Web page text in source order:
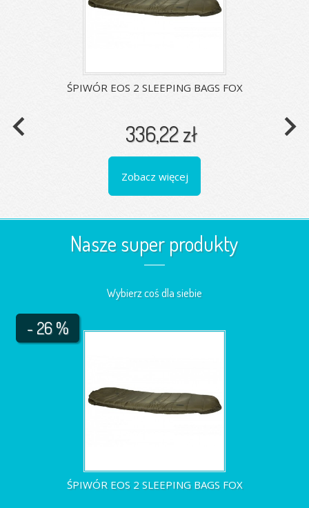
ŚPIWÓR EOS 2 SLEEPING BAGS FOX
336,22 zł
Zobacz więcej
navigate_before navigate_next
Nasze super produkty
Wybierz coś dla siebie
ŚPIWÓR EOS 2 SLEEPING BAGS FOX
- 26 %